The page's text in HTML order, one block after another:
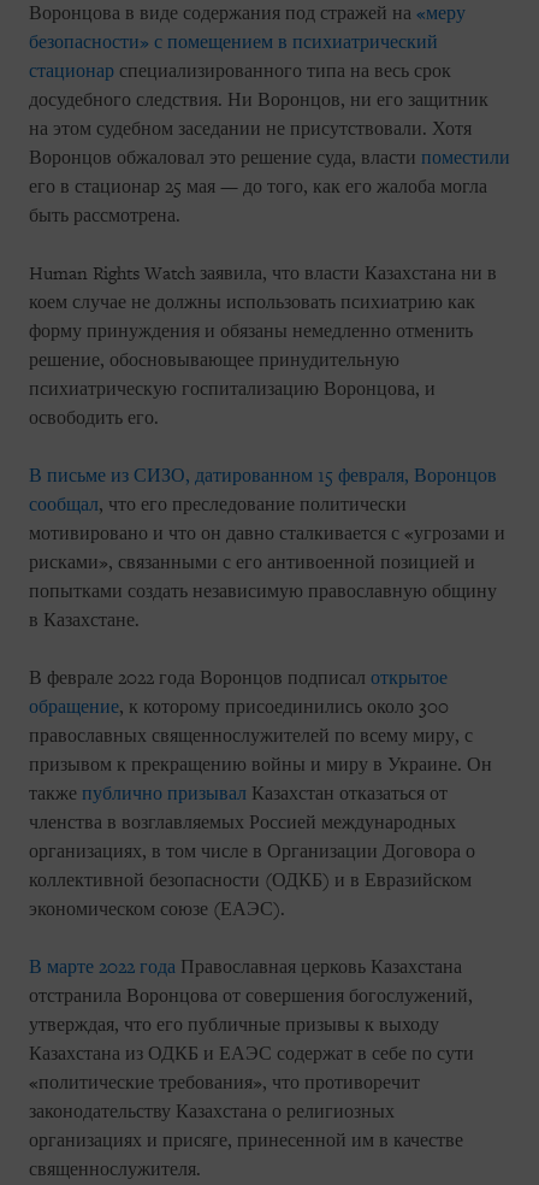
Воронцова в виде содержания под стражей на «меру
безопасности» с помещением в психиатрический
стационар специализированного типа на весь срок
досудебного следствия. Ни Воронцов, ни его защитник
на этом судебном заседании не присутствовали. Хотя
Воронцов обжаловал это решение суда, власти поместили
его в стационар 25 мая — до того, как его жалоба могла
быть рассмотрена.
Human Rights Watch заявила, что власти Казахстана ни в
коем случае не должны использовать психиатрию как
форму принуждения и обязаны немедленно отменить
решение, обосновывающее принудительную
психиатрическую госпитализацию Воронцова, и
освободить его.
В письме из СИЗО, датированном 15 февраля, Воронцов
сообщал, что его преследование политически
мотивировано и что он давно сталкивается с «угрозами и
рисками», связанными с его антивоенной позицией и
попытками создать независимую православную общину
в Казахстане.
В феврале 2022 года Воронцов подписал открытое
обращение, к которому присоединились около 300
православных священнослужителей по всему миру, с
призывом к прекращению войны и миру в Украине. Он
также публично призывал Казахстан отказаться от
членства в возглавляемых Россией международных
организациях, в том числе в Организации Договора о
коллективной безопасности (ОДКБ) и в Евразийском
экономическом союзе (ЕАЭС).
В марте 2022 года Православная церковь Казахстана
отстранила Воронцова от совершения богослужений,
утверждая, что его публичные призывы к выходу
Казахстана из ОДКБ и ЕАЭС содержат в себе по сути
«политические требования», что противоречит
законодательству Казахстана о религиозных
организациях и присяге, принесенной им в качестве
священнослужителя.